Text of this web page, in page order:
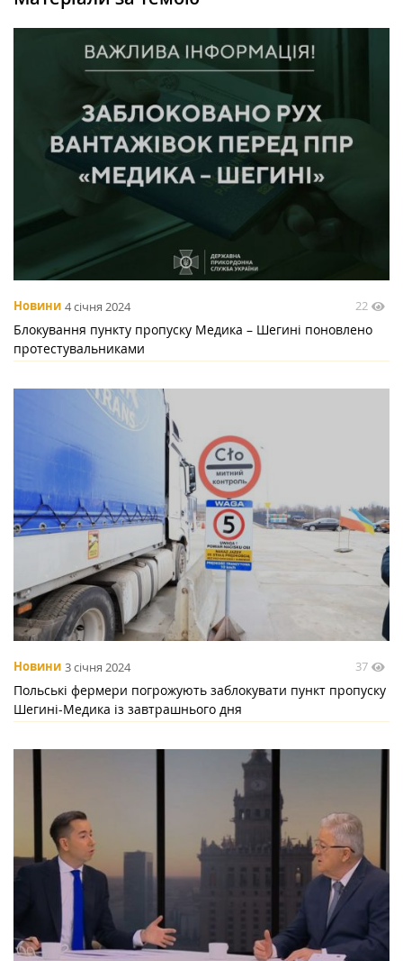
Новини 4 січня 2024 22
Блокування пункту пропуску Медика – Шегині поновлено
протестувальниками
Новини 3 січня 2024 37
Польські фермери погрожують заблокувати пункт пропуску
Шегині-Медика із завтрашнього дня